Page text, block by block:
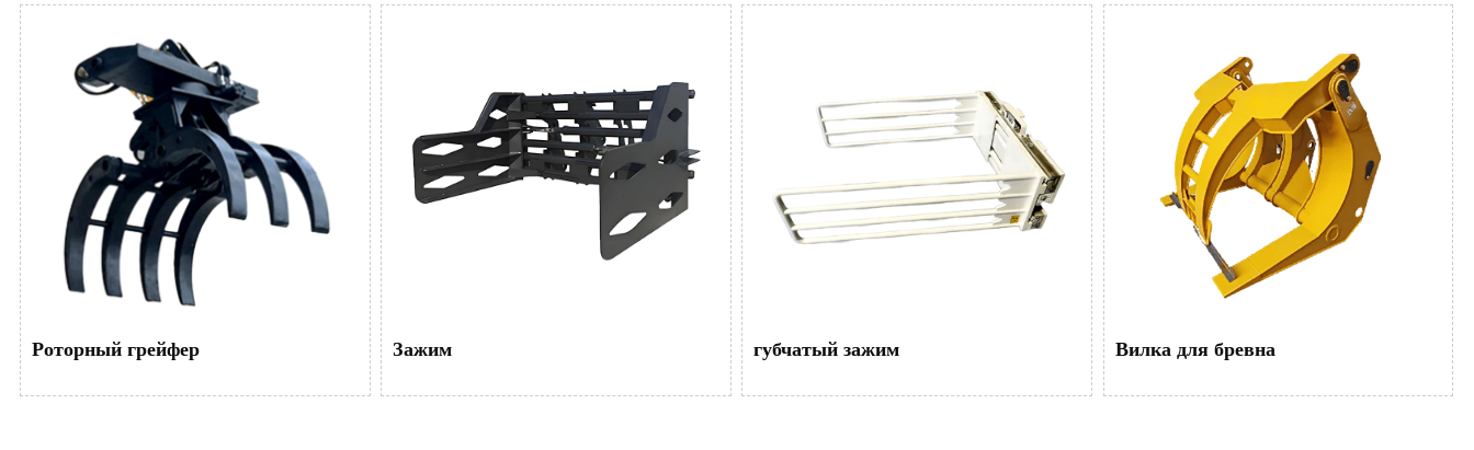
Роторный грейфер Зажим губчатый зажим Вилка для бревна